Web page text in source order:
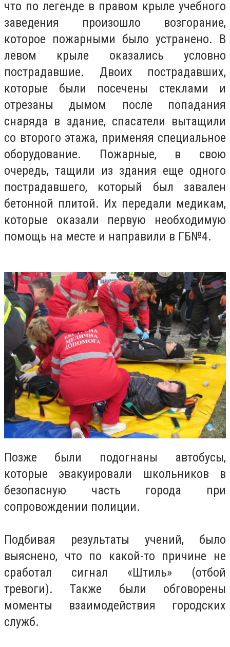
что по легенде в правом крыле учебного
заведения произошло возгорание,
которое пожарными было устранено. В
левом крыле оказались условно
пострадавшие. Двоих пострадавших,
которые были посечены стеклами и
отрезаны дымом после попадания
снаряда в здание, спасатели вытащили
со второго этажа, применяя специальное
оборудование. Пожарные, в свою
очередь, тащили из здания еще одного
пострадавшего, который был завален
бетонной плитой. Их передали медикам,
которые оказали первую необходимую
помощь на месте и направили в ГБ№4.
Позже были подогнаны автобусы,
которые эвакуировали школьников в
безопасную часть города при
сопровождении полиции.
Подбивая результаты учений, было
выяснено, что по какой-то причине не
сработал сигнал «Штиль» (отбой
тревоги). Также были обговорены
моменты взаимодействия городских
служб.